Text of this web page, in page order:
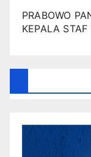
PRABOWO
KEPALA STAF